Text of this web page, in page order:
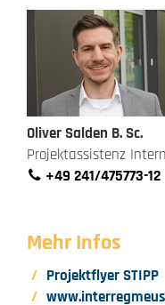
Oliver Salden B. Sc.
Projektassistenz
+49 241/475773-12
Mehr Infos
Projektflyer STIPP